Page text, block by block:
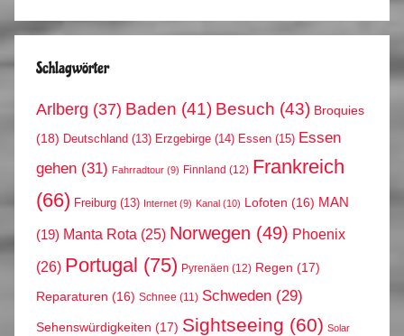
Schlagwörter
Arlberg (37) Baden (41) Besuch (43) Broquies
(18) Deutschland (13) Erzgebirge (14) Essen (15) Essen
gehen (31) Fahrradtour (9) Finnland (12) Frankreich
(66) Freiburg (13) Internet (9) Kanal (10) Lofoten (16) MAN
(19) Manta Rota (25) Norwegen (49) Phoenix
(26) Portugal (75) Pyrenäen (12) Regen (17)
Reparaturen (16) Schnee (11) Schweden (29)
Sehenswürdigkeiten (17) Sightseeing (60) Solar